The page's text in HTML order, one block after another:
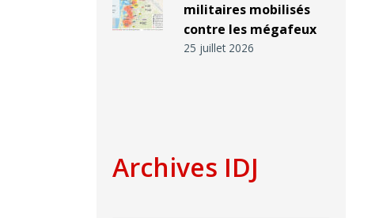
militaires mobilisés
contre les mégafeux
25 juillet 2026
Archives IDJ